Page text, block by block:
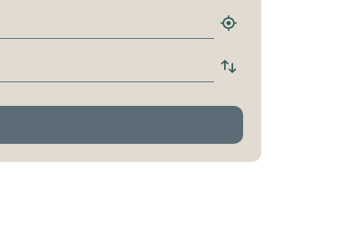
Hitta
hållplats
Byt
och